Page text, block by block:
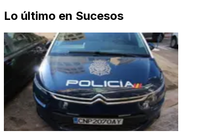
Lo último en Sucesos